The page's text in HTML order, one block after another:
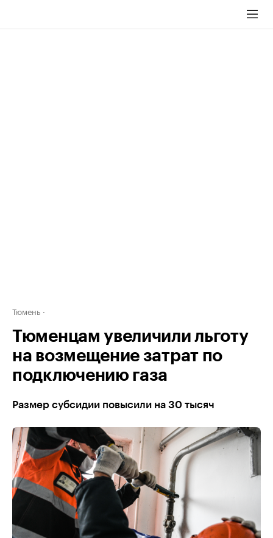
Тюмень
Тюменцам увеличили льготу
на возмещение затрат по
подключению газа
Размер субсидии повысили на 30 тысяч